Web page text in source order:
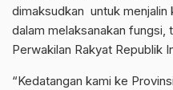
dimaksudkan untuk menjalin
dalam melaksanakan fungsi,
Perwakilan Rakyat Republik
“Kedatangan kami ke